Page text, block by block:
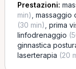
Prestazioni:
min) massaggio
(30 min) prima
linfodrenaggio
ginnastica
laserterapia (20